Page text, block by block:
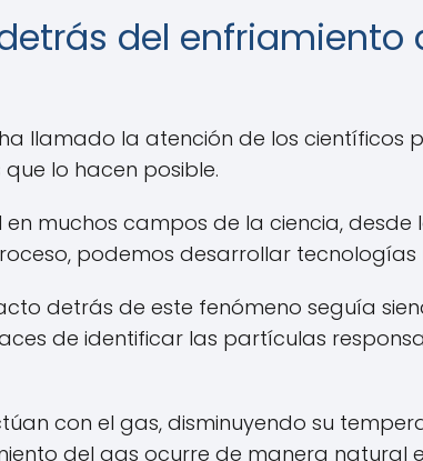
del enfriamiento
llamado la atención de los científicos
lo hacen posible.
muchos campos de la ciencia,
podemos desarrollar
detrás de este fenómeno seguía
de identificar las partículas
con el gas, disminuyendo su
del gas ocurre de manera natural